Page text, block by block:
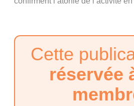
Cette
réservée